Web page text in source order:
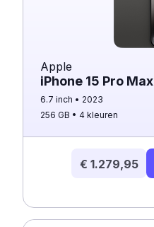
Apple
iPhone 15 Pro Max
6.7 inch
2023
256 GB
4 kleuren
€ 1.279,95